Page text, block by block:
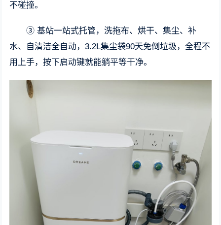
不碰撞。
③ 基站一站式托管，洗拖布、烘干、集尘、补
水、自清洁全自动，3.2L集尘袋90天免倒垃圾，全程不
用上手，按下启动键就能躺平等干净。